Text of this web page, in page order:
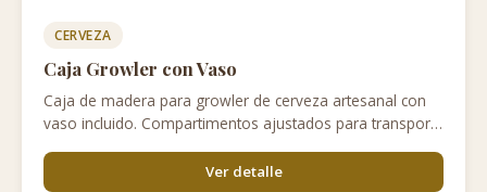
CERVEZA
Caja Growler con Vaso
Caja de madera para growler de cerveza artesanal con
vaso incluido. Compartimentos ajustados para transporte
Ver detalle